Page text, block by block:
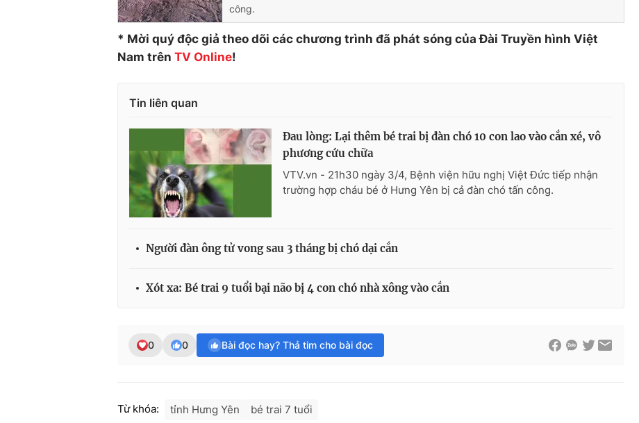
công.
* Mời quý độc giả theo dõi các chương trình đã phát sóng của Đài Truyền hình Việt
Nam trên TV Online!
Tin liên quan
Đau lòng: Lại thêm bé trai bị đàn chó 10 con lao vào cắn xé, vô
phương cứu chữa
VTV.vn - 21h30 ngày 3/4, Bệnh viện hữu nghị Việt Đức tiếp nhận
trường hợp cháu bé ở Hưng Yên bị cả đàn chó tấn công.
Người đàn ông tử vong sau 3 tháng bị chó dại cắn
Xót xa: Bé trai 9 tuổi bại não bị 4 con chó nhà xông vào cắn
0 0 Bài đọc hay? Thả tim cho bài đọc
Từ khóa: tỉnh Hưng Yên bé trai 7 tuổi